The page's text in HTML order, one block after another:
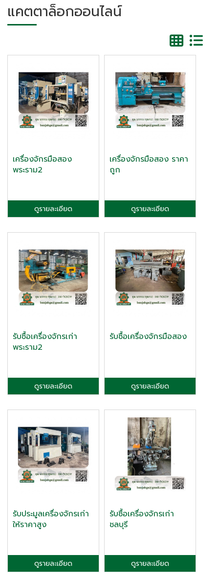
แคตตาล็อกออนไลน์
เครื่องจักรมือสอง
พระราม2
ดูรายละเอียด
เครื่องจักรมือสอง ราคา
ถูก
ดูรายละเอียด
รับซื้อเครื่องจักรเก่า
พระราม2
ดูรายละเอียด
รับซื้อเครื่องจักรมือสอง
ดูรายละเอียด
รับประมูลเครื่องจักรเก่า
ให้ราคาสูง
ดูรายละเอียด
รับซื้อเครื่องจักรเก่า
ชลบุรี
ดูรายละเอียด